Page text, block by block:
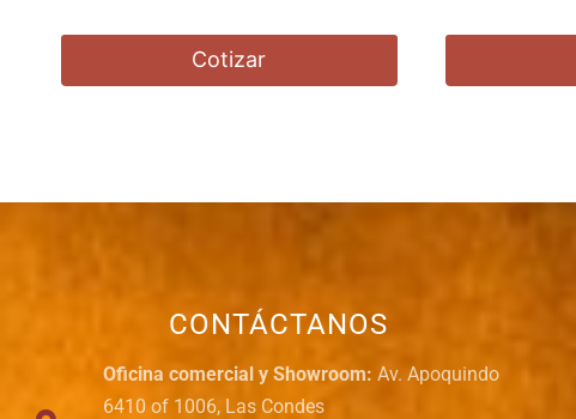
Cotizar
CONTÁCTANOS
Oficina comercial y Showroom: Av. Apoquindo
6410 of 1006, Las Condes